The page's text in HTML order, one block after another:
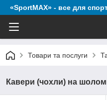
«SportMAX» - все для
Товари та послуги
Кавери (чохли) на